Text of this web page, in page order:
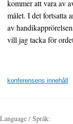
kommer att vara av
målet. I det fortsatta
av
vill jag tacka för
konferensens innehåll
Language / Språk: